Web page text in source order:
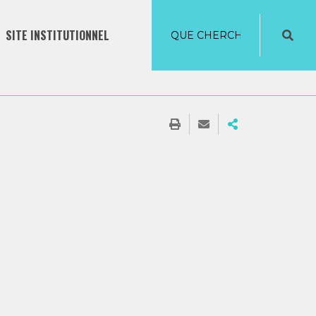
SITE INSTITUTIONNEL